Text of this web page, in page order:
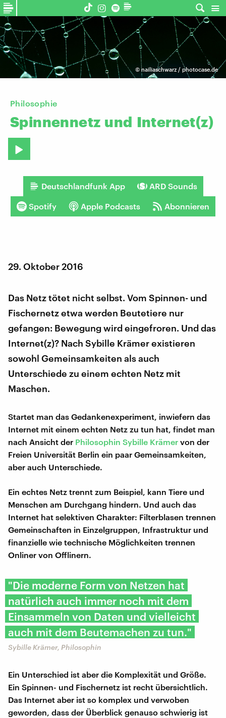
© nailiaschwarz / photocase.de
Philosophie
Spinnennetz und Internet(z)
Deutschlandfunk App ARD Sounds
Spotify Apple Podcasts Abonnieren
29. Oktober 2016
Das Netz tötet nicht selbst. Vom Spinnen- und
Fischernetz etwa werden Beutetiere nur
gefangen: Bewegung wird eingefroren. Und das
Internet(z)? Nach Sybille Krämer existieren
sowohl Gemeinsamkeiten als auch
Unterschiede zu einem echten Netz mit
Maschen.
Startet man das Gedankenexperiment, inwiefern das
Internet mit einem echten Netz zu tun hat, findet man
nach Ansicht der Philosophin Sybille Krämer von der
Freien Universität Berlin ein paar Gemeinsamkeiten,
aber auch Unterschiede.
Ein echtes Netz trennt zum Beispiel, kann Tiere und
Menschen am Durchgang hindern. Und auch das
Internet hat selektiven Charakter: Filterblasen trennen
Gemeinschaften in Einzelgruppen, Infrastruktur und
finanzielle wie technische Möglichkeiten trennen
Onliner von Offlinern.
"Die moderne Form von Netzen hat
natürlich auch immer noch mit dem
Einsammeln von Daten und vielleicht
auch mit dem Beutemachen zu tun."
Sybille Krämer, Philosophin
Ein Unterschied ist aber die Komplexität und Größe.
Ein Spinnen- und Fischernetz ist recht übersichtlich.
Das Internet aber ist so komplex und verwoben
geworden, dass der Überblick genauso schwierig ist